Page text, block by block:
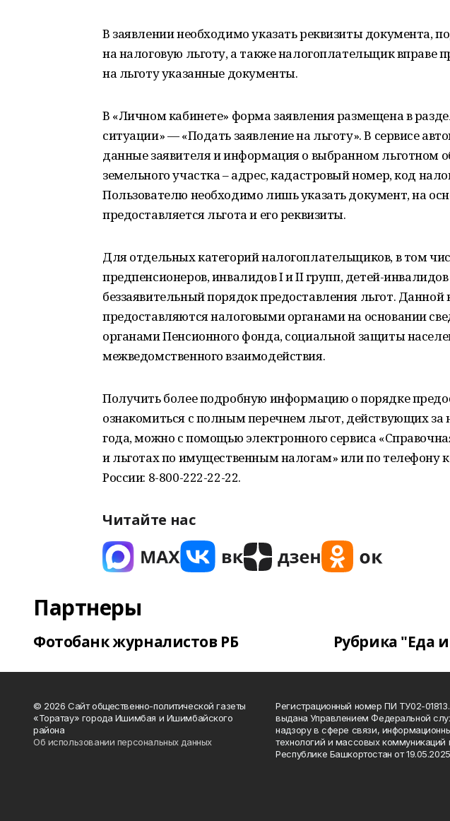
В заявлении необходимо указать реквизиты документа,
на налоговую льготу, а также налогоплательщик вправе
на льготу указанные документы.
В «Личном кабинете» форма заявления размещена в
ситуации» — «Подать заявление на льготу». В сервисе
данные заявителя и информация о выбранном льготном
земельного участка – адрес, кадастровый номер, код
Пользователю необходимо лишь указать документ, на
предоставляется льгота и его реквизиты.
Для отдельных категорий налогоплательщиков, в том
предпенсионеров, инвалидов I и II групп, детей-инвалидов
беззаявительный порядок предоставления льгот. Данной
предоставляются налоговыми органами на основании
органами Пенсионного фонда, социальной защиты
межведомственного взаимодействия.
Получить более подробную информацию о порядке
ознакомиться с полным перечнем льгот, действующих за
года, можно с помощью электронного сервиса
и льготах по имущественным налогам» или по телефону
России: 8-800-222-22-22.
Читайте нас
Партнеры
Фотобанк журналистов РБ Рубрика "Еда
© 2026 Сайт общественно-политической газеты
«Торатау» города Ишимбая и Ишимбайского
района
Об использовании персональных данных
Регистрационный номер ПИ ТУ02-
выдана Управлением Федеральной
надзору в сфере связи,
технологий и массовых коммуникаций
Республике Башкортостан от